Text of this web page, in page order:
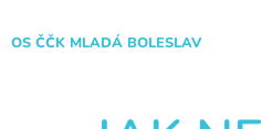
OS ČČK MLADÁ BOLESLAV